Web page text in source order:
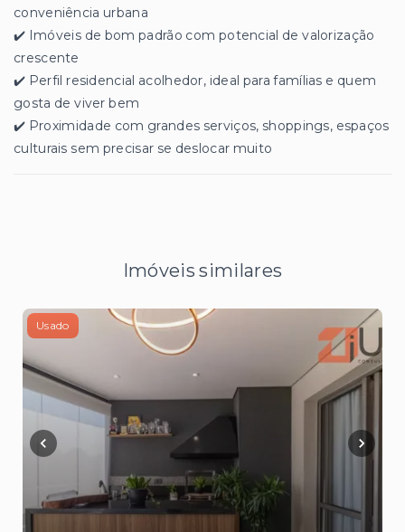
conveniência urbana
✔️ Imóveis de bom padrão com potencial de valorização
crescente
✔️ Perfil residencial acolhedor, ideal para famílias e quem
gosta de viver bem
✔️ Proximidade com grandes serviços, shoppings, espaços
culturais sem precisar se deslocar muito
Imóveis similares
Usado